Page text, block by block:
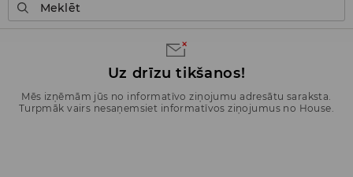
Meklēt
Uz drīzu tikšanos!
Mēs izņēmām jūs no informatīvo ziņojumu adresātu saraksta.
Turpmāk vairs nesaņemsiet informatīvos ziņojumus no House.